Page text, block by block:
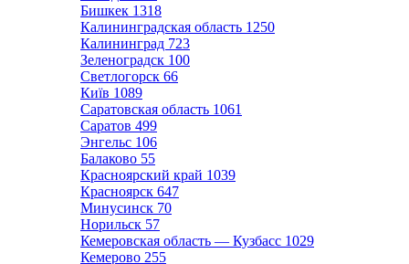
Бишкек 1318
Калининградская область 1250
Калининград 723
Зеленоградск 100
Светлогорск 66
Київ 1089
Саратовская область 1061
Саратов 499
Энгельс 106
Балаково 55
Красноярский край 1039
Красноярск 647
Минусинск 70
Норильск 57
Кемеровская область — Кузбасс 1029
Кемерово 255